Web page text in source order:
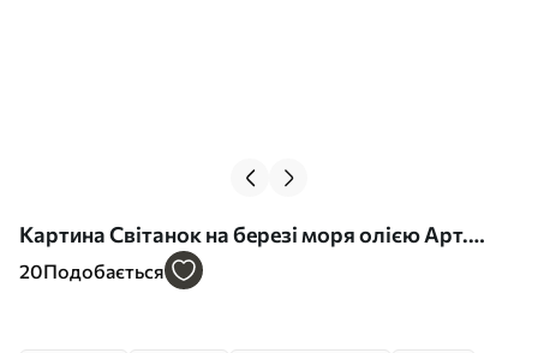
Картина Світанок на березі моря олією Арт.
s37800
20Подобається